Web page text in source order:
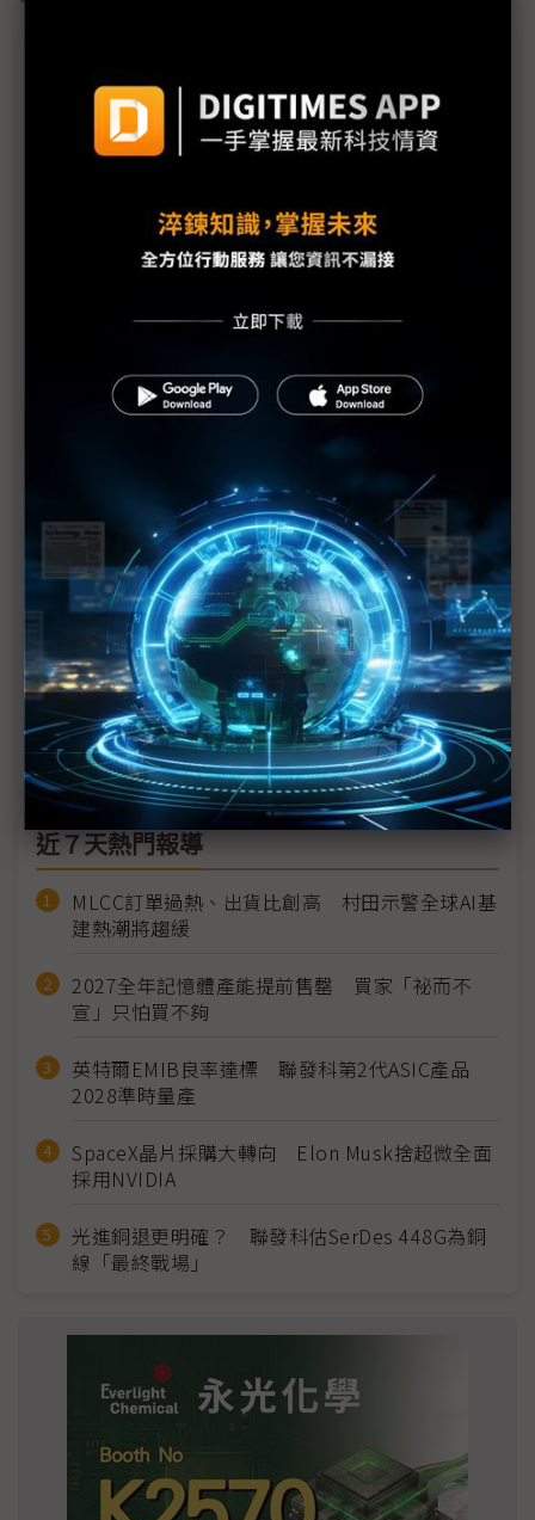
台積電揭露最新藍圖！ 先進製程與封裝戰略全面修
（台積1Q26法說）傳產能吃緊挑客戶 魏哲家闢謠：
不會刻意選擇或偏袒
首度表示「與客戶合作開發中」
（台積1Q26法說）Terafab找上英特爾來勢洶洶 魏
哲家：晶圓代工不存在捷徑
（台積1Q26法說）3奈米南科擴產、AZ二廠2H27量
產 成熟製程高價值導向
（台積1Q26法說）台積電上修2026全年美元營收
魏哲家：有望成長逾30%
（台積1Q26法說）2Q26營收高標季增逾15% N3製
程毛利率下半年高於平均
（台積1Q26法說）1Q獲利再飆高 AI需求強勁毛利
率超標衝上66%
近７天熱門報導
MLCC訂單過熱、出貨比創高 村田示警全球AI基
建熱潮將趨緩
2027全年記憶體產能提前售罄 買家「祕而不
宣」只怕買不夠
英特爾EMIB良率達標 聯發科第2代ASIC產品
2028準時量產
SpaceX晶片採購大轉向 Elon Musk捨超微全面
採用NVIDIA
光進銅退更明確？ 聯發科估SerDes 448G為銅
線「最終戰場」